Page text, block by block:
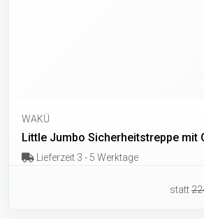
WAKÜ
Little Jumbo Sicherheitstreppe mit
Lieferzeit 3 - 5 Werktage
statt